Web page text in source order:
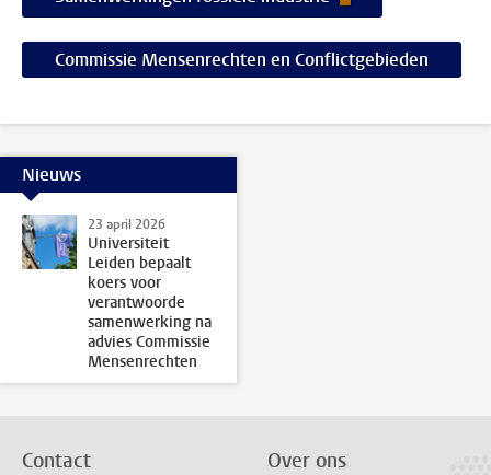
Commissie Mensenrechten en Conflictgebieden
Nieuws
23 april 2026
Universiteit
Leiden bepaalt
koers voor
verantwoorde
samenwerking na
advies Commissie
Mensenrechten
Contact Over ons